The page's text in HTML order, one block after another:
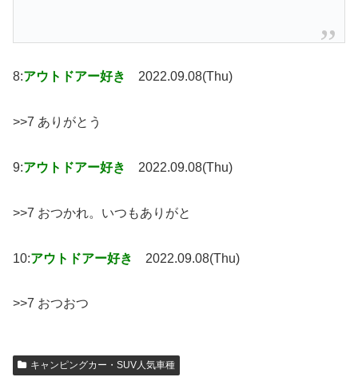
8:アウトドアー好き 2022.09.08(Thu)
>>7 ありがとう
9:アウトドアー好き 2022.09.08(Thu)
>>7 おつかれ。いつもありがと
10:アウトドアー好き 2022.09.08(Thu)
>>7 おつおつ
キャンピングカー・SUV人気車種